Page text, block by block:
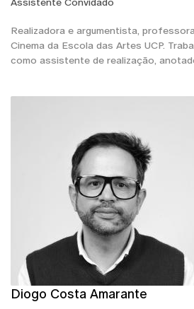
Realizadora e argumentista,
Cinema da Escola das Artes UCP.
como assistente de realização,
Diogo Costa Amarante